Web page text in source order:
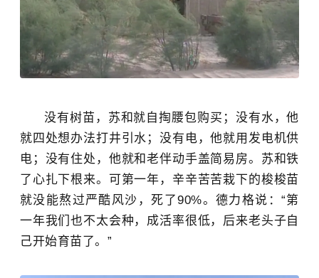
没有树苗，苏和就自掏腰包购买；没有水，他
就四处想办法打井引水；没有电，他就用发电机供
电；没有住处，他就和老伴动手盖简易房。苏和铁
了心扎下根来。可第一年，辛辛苦苦栽下的梭梭苗
就没能熬过严酷风沙，死了90%。 德力格说：“第
一年我们也不太会种，成活率很低，后来老头子自
己开始育苗了。”